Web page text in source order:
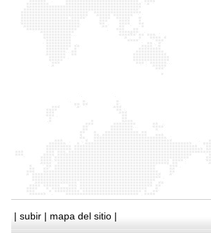
| subir | mapa del sitio |